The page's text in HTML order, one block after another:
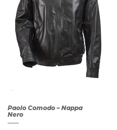
Paolo Comodo – Nappa
Nero